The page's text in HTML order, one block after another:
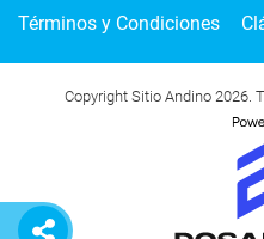
Términos y Condiciones
Copyright Sitio Andino 2026.